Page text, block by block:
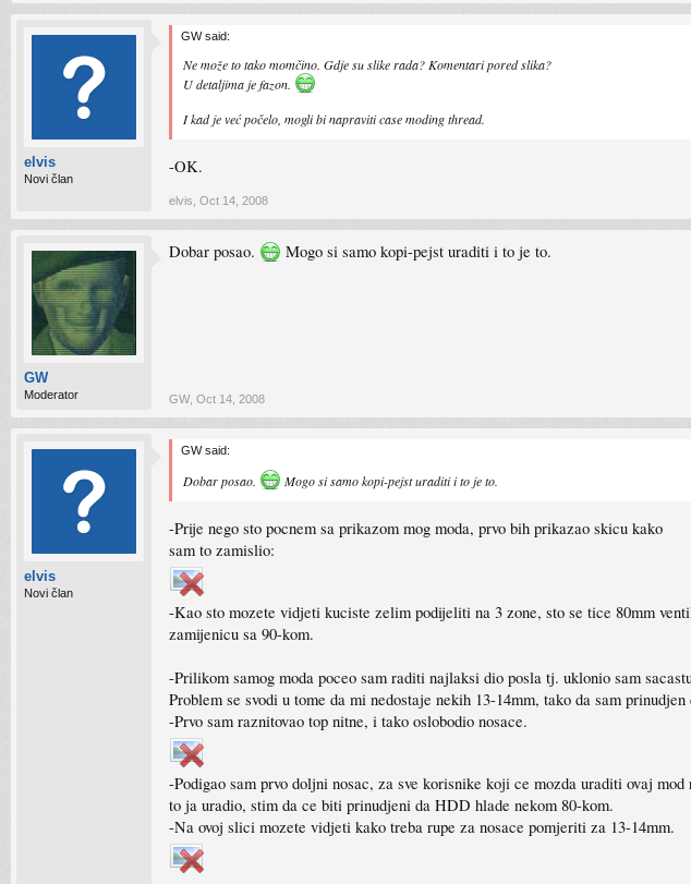
elvis
Novi član
GW said:
Ne može to tako momčino. Gdje su slike rada? Komentari pored slika?
U detaljima je fazon.
I kad je već počelo, mogli bi napraviti case moding thread.
-OK.
elvis Oct 14, 2008
GW
Moderator
Dobar posao. Mogo si samo kopi-pejst uraditi i to je to.
GW Oct 14, 2008
elvis
Novi član
GW said:
Dobar posao. Mogo si samo kopi-pejst uraditi i to je to.
-Prije nego sto pocnem sa prikazom mog moda, prvo bih prikazao skicu kako
sam to zamislio:
-Kao sto mozete vidjeti kuciste zelim podijeliti na 3 zone, sto se tice 80mm
zamijenicu sa 90-kom.
-Prilikom samog moda poceo sam raditi najlaksi dio posla tj. uklonio sam
Problem se svodi u tome da mi nedostaje nekih 13-14mm, tako da sam
-Prvo sam raznitovao top nitne, i tako oslobodio nosace.
-Podigao sam prvo doljni nosac, za sve korisnike koji ce mozda uraditi ovaj
to ja uradio, stim da ce biti prinudjeni da HDD hlade nekom 80-kom.
-Na ovoj slici mozete vidjeti kako treba rupe za nosace pomjeriti za 13-14mm.